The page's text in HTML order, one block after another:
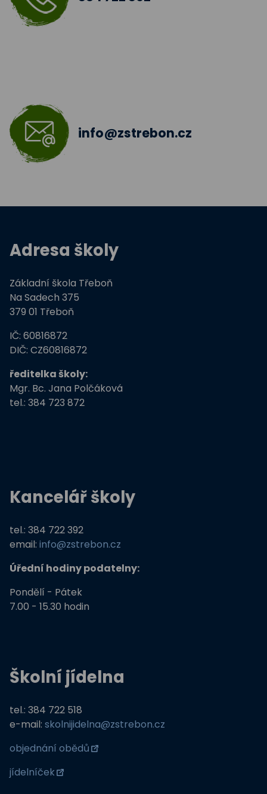
Šablony III
Šablony II.
Šablony 2016
Celé Česko čte dětem
Moderní technologie ve výuce
ZŠ Třeboň, Na Sadech jede do E
Tvořivá dílna žáků ZŠ Třeboň
Zdravé město Třeboň a ZŠ
Stromy, skřeti, dřeváci
EU peníze školám
Němčina nekouše
Podpora programů prevence krim
info@zstrebon.cz
Adresa školy
Základní škola Třeboň
Na Sadech 375
379 01 Třeboň
IČ: 60816872
DIČ: CZ60816872
ředitelka školy:
Mgr. Bc. Jana Polčáková
tel.: 384 723 872
Kancelář školy
tel.: 384 722 392
email: info@zstrebon.cz
Úřední hodiny podatelny:
Pondělí - Pátek
7.00 - 15.30 hodin
Školní jídelna
tel.: 384 722 518
e-mail: skolnijidelna@zstrebon.cz
objednání obědů
jídelníček